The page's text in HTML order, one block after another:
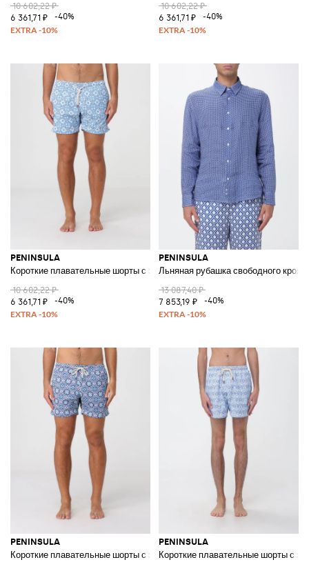
10 602,22 ₽
6 361,71 ₽
-40%
10 602,22 ₽
6 361,71 ₽
-40%
PENINSULA
Короткие плавательные шорты с этническим узором и шнурком
10 602,22 ₽
6 361,71 ₽
-40%
PENINSULA
Льняная рубашка свободного кроя
13 087,40 ₽
7 853,19 ₽
-40%
PENINSULA
Короткие плавательные шорты с этническим узором и шнурком
PENINSULA
Короткие плавательные шорты с